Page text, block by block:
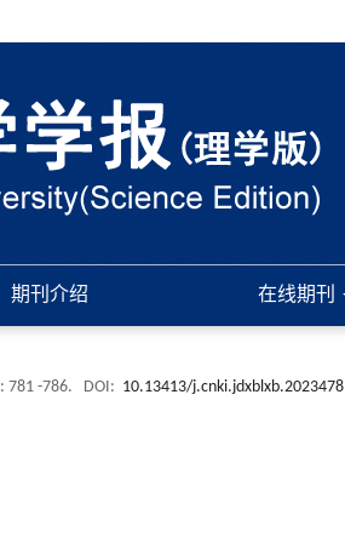
期刊介绍 在线期刊
: 781 -786. DOI: 10.13413/j.cnki.jdxblxb.2023478